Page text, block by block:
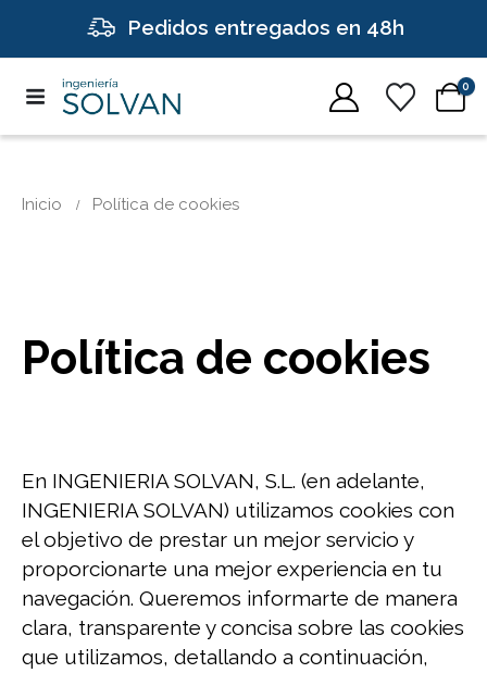
Pedidos entregados en 48h
0
Inicio Política de cookies
Política de cookies
En INGENIERIA SOLVAN, S.L. (en adelante,
INGENIERIA SOLVAN) utilizamos cookies con
el objetivo de prestar un mejor servicio y
proporcionarte una mejor experiencia en tu
navegación. Queremos informarte de manera
clara, transparente y concisa sobre las cookies
que utilizamos, detallando a continuación,